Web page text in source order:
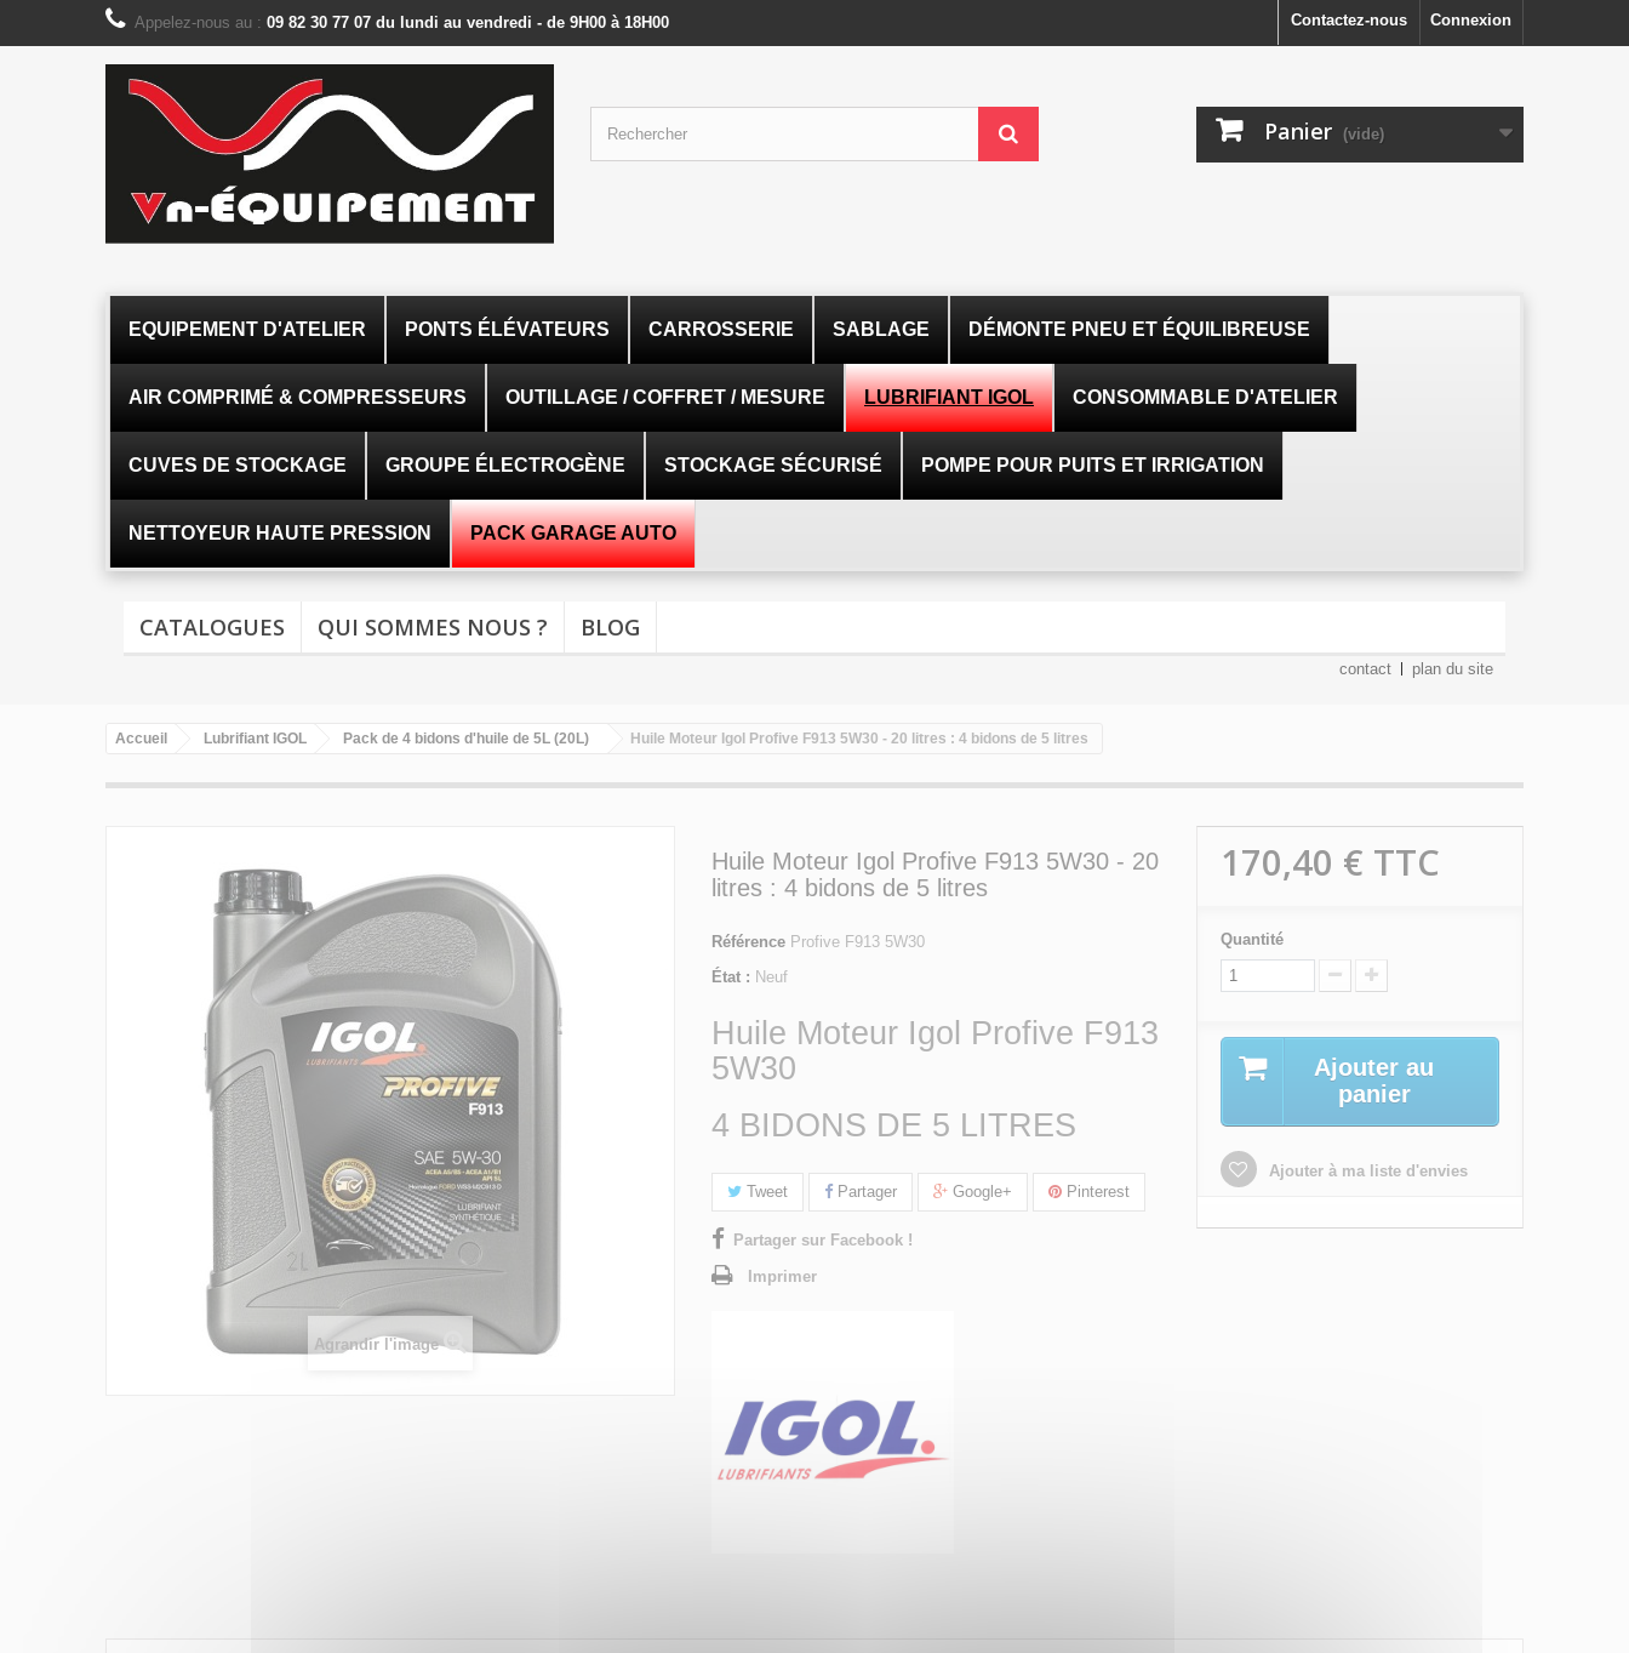
Panneau de gestion des cookies
Connexion
Contactez-nous
Appelez-nous au : 09 82 30 77 07 du lundi au vendredi - de 9H00 à 18H00
Panier (vide)
EQUIPEMENT D'ATELIER PONTS ÉLÉVATEURS CARROSSERIE SABLAGE DÉMONTE PNEU ET ÉQUILIBREUSE
AIR COMPRIMÉ & COMPRESSEURS OUTILLAGE / COFFRET / MESURE LUBRIFIANT IGOL CONSOMMABLE D'ATELIER
CUVES DE STOCKAGE GROUPE ÉLECTROGÈNE STOCKAGE SÉCURISÉ POMPE POUR PUITS ET IRRIGATION
NETTOYEUR HAUTE PRESSION PACK GARAGE AUTO
CATALOGUES QUI SOMMES NOUS ? BLOG
contact plan du site
Accueil Lubrifiant IGOL Pack de 4 bidons d'huile de 5L (20L) Huile Moteur Igol Profive F913 5W30 - 20 litres : 4 bidons de 5 litres
Agrandir l'image
Huile Moteur Igol Profive F913 5W30 - 20
litres : 4 bidons de 5 litres
Référence Profive F913 5W30
État : Neuf
Huile Moteur Igol Profive F913
5W30
4 BIDONS DE 5 LITRES
Tweet Partager Google+ Pinterest
Partager sur Facebook !
Imprimer
170,40 € TTC
Quantité
Ajouter au
panier
Ajouter à ma liste d'envies